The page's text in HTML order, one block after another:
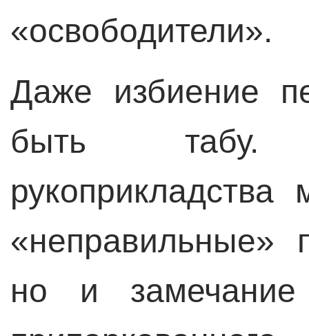
«освободители».
Даже избиение
быть табу.
рукоприкладства
«неправильные»
но и замечание